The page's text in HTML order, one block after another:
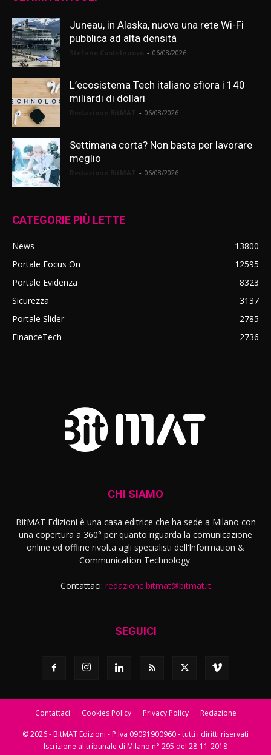
Juneau, in Alaska, nuova una rete Wi-Fi
pubblica ad alta densità
- 06/08/2026
L’ecosistema Tech italiano sfiora i 140
miliardi di dollari
- 06/08/2026
Settimana corta? Non basta per lavorare
meglio
- 06/08/2026
CATEGORIE PIÙ LETTE
News
13800
Portale Focus On
12595
Portale Evidenza
8323
Sicurezza
3137
Portale Slider
2785
FinanceTech
2736
CHI SIAMO
BitMAT Edizioni è una casa editrice che ha sede a Milano con
una copertura a 360° per quanto riguarda la comunicazione
online ed offline rivolta agli specialisti dell'lnformation &
Communication Technology.
Contattaci: redazione.bitmat@bitmat.it
SEGUICI
Contattaci Cookies Policy Privacy Policy Redazione
© 2026 - BitMAT Edizioni - P.Iva 09091900960 - tutti i diritti riservati
Iscrizione al tribunale di Milano n° 295 del 28-11-2018